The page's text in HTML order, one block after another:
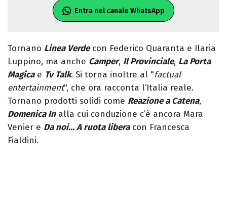
Entra nel canale WhatsApp
Tornano Linea Verdecon Federico Quaranta e Ilaria
Luppino, ma anche Camper, Il Provinciale, La Porta
Magicae Tv Talk. Si torna inoltre al "factual
entertainment", che ora racconta l’Italia reale.
Tornano prodotti solidi come Reazione a Catena,
Domenica Inalla cui conduzione c’è ancora Mara
Venier e Da noi… A ruota liberacon Francesca
Fialdini.